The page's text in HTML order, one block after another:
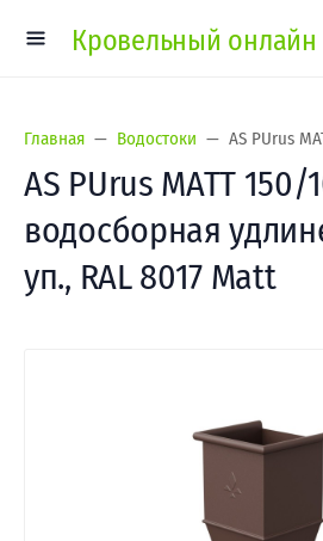
Кровельный онлайн
Главная Водостоки AS PUrus
AS PUrus MATT
водосборная
уп., RAL 8017 Matt